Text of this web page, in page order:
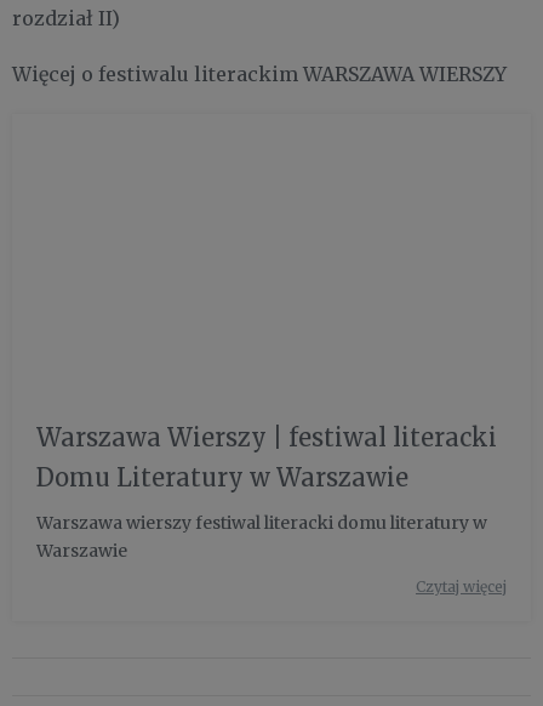
rozdział II)
Więcej o festiwalu literackim WARSZAWA WIERSZY
Warszawa Wierszy | festiwal literacki
Domu Literatury w Warszawie
Warszawa wierszy festiwal literacki domu literatury w
Warszawie
Czytaj więcej